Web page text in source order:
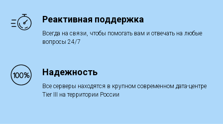
Реактивная поддержка
Всегда на связи, чтобы помогать вам и отвечать на любые
вопросы 24/7
Надежность
Все серверы находятся в крупном современном дата-центре
Tier III на территории России